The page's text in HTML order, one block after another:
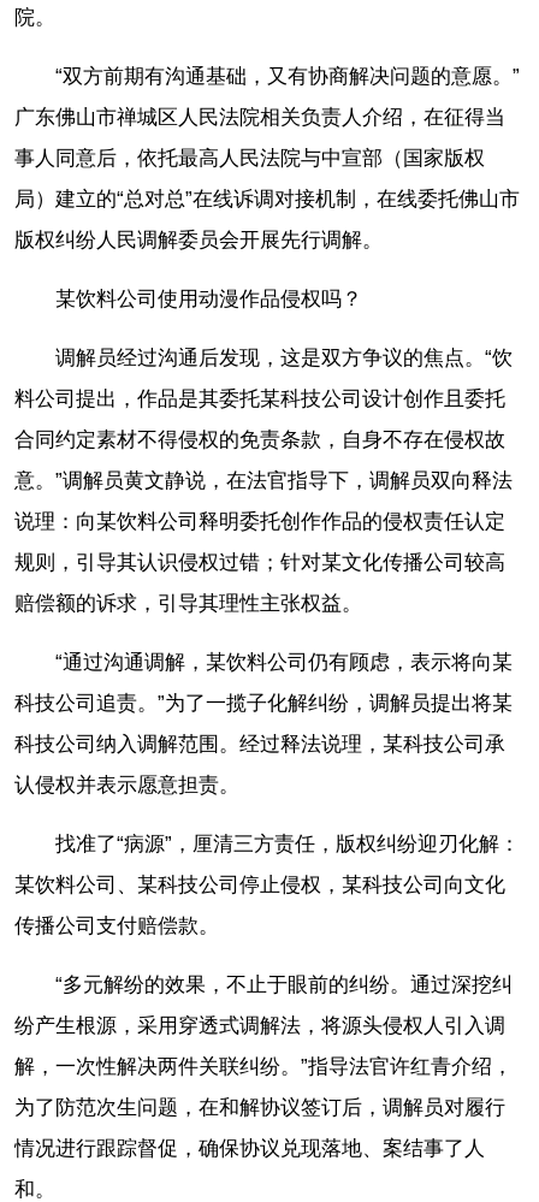
院。
“双方前期有沟通基础，又有协商解决问题的意愿。”
广东佛山市禅城区人民法院相关负责人介绍，在征得当
事人同意后，依托最高人民法院与中宣部（国家版权
局）建立的“总对总”在线诉调对接机制，在线委托佛山市
版权纠纷人民调解委员会开展先行调解。
某饮料公司使用动漫作品侵权吗？
调解员经过沟通后发现，这是双方争议的焦点。“饮
料公司提出，作品是其委托某科技公司设计创作且委托
合同约定素材不得侵权的免责条款，自身不存在侵权故
意。”调解员黄文静说，在法官指导下，调解员双向释法
说理：向某饮料公司释明委托创作作品的侵权责任认定
规则，引导其认识侵权过错；针对某文化传播公司较高
赔偿额的诉求，引导其理性主张权益。
“通过沟通调解，某饮料公司仍有顾虑，表示将向某
科技公司追责。”为了一揽子化解纠纷，调解员提出将某
科技公司纳入调解范围。经过释法说理，某科技公司承
认侵权并表示愿意担责。
找准了“病源”，厘清三方责任，版权纠纷迎刃化解：
某饮料公司、某科技公司停止侵权，某科技公司向文化
传播公司支付赔偿款。
“多元解纷的效果，不止于眼前的纠纷。通过深挖纠
纷产生根源，采用穿透式调解法，将源头侵权人引入调
解，一次性解决两件关联纠纷。”指导法官许红青介绍，
为了防范次生问题，在和解协议签订后，调解员对履行
情况进行跟踪督促，确保协议兑现落地、案结事了人
和。